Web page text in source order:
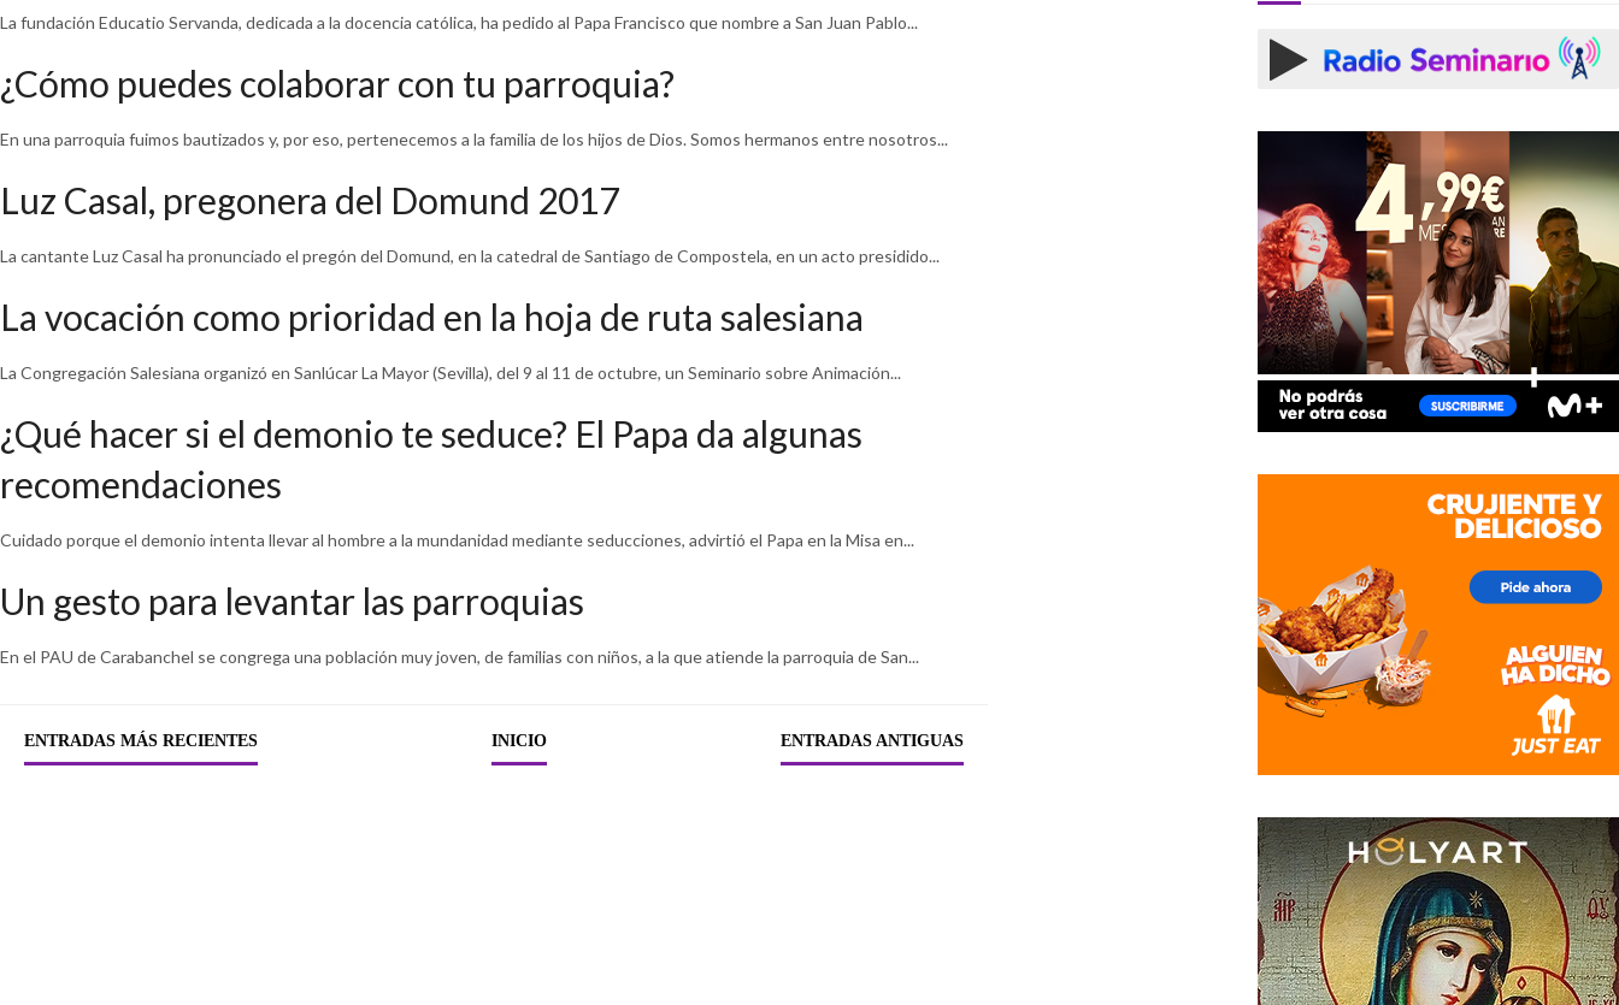
La fundación Educatio Servanda, dedicada a la docencia católica, ha pedido al Papa Francisco que nombre a San Juan Pablo...
¿Cómo puedes colaborar con tu parroquia?
En una parroquia fuimos bautizados y, por eso, pertenecemos a la familia de los hijos de Dios. Somos hermanos entre nosotros...
Luz Casal, pregonera del Domund 2017
La cantante Luz Casal ha pronunciado el pregón del Domund, en la catedral de Santiago de Compostela, en un acto presidido...
La vocación como prioridad en la hoja de ruta salesiana
La Congregación Salesiana organizó en Sanlúcar La Mayor (Sevilla), del 9 al 11 de octubre, un Seminario sobre Animación...
¿Qué hacer si el demonio te seduce? El Papa da algunas
recomendaciones
Cuidado porque el demonio intenta llevar al hombre a la mundanidad mediante seducciones, advirtió el Papa en la Misa en...
Un gesto para levantar las parroquias
En el PAU de Carabanchel se congrega una población muy joven, de familias con niños, a la que atiende la parroquia de San...
ENTRADAS MÁS RECIENTES ENTRADAS ANTIGUAS
INICIO